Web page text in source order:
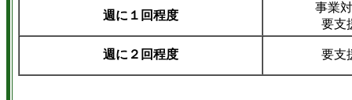
週に１回程度
事業
要支
週に２回程度 要支